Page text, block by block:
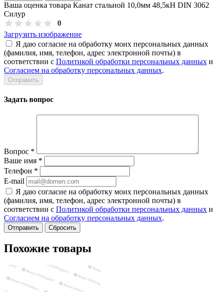
Ваша оценка товара Канат стальной 10,0мм 48,5кН DIN 3062
Силур
0
Загрузить изображение
Я даю согласие на обработку моих персональных данных
(фамилия, имя, телефон, адрес электронной почты) в
соответствии с Политикой обработки персональных данных и
Согласием на обработку персональных данных.
Задать вопрос
Вопрос *
Ваше имя *
Телефон *
E-mail
Я даю согласие на обработку моих персональных данных
(фамилия, имя, телефон, адрес электронной почты) в
соответствии с Политикой обработки персональных данных и
Согласием на обработку персональных данных.
Сбросить
Похожие товары